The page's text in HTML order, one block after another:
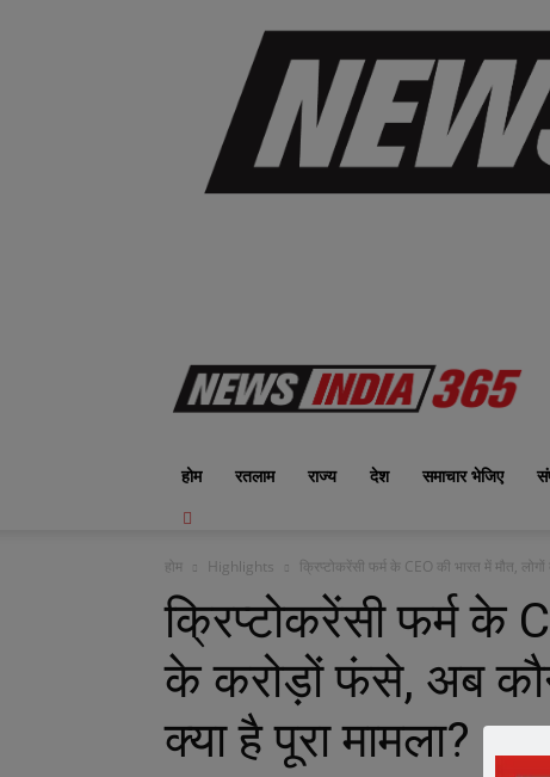
होम रतलाम राज्य देश समाचार भेजिए
होम Highlights क्रिप्टोकरेंसी फर्म के CEO की भारत में मौत,
क्रिप्टोकरेंसी फर्म के
के करोड़ों फंसे, अब कौन
क्या है पूरा मामला?